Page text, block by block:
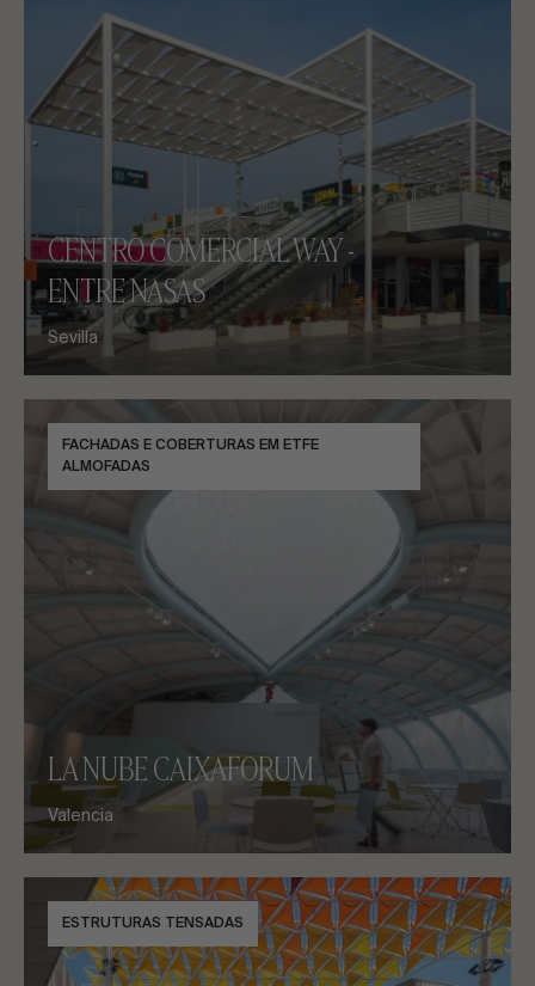
CENTRO COMERCIAL WAY -
ENTRE NASAS
Sevilla
FACHADAS E COBERTURAS EM ETFE
ALMOFADAS
LA NUBE CAIXAFORUM
Valencia
ESTRUTURAS TENSADAS